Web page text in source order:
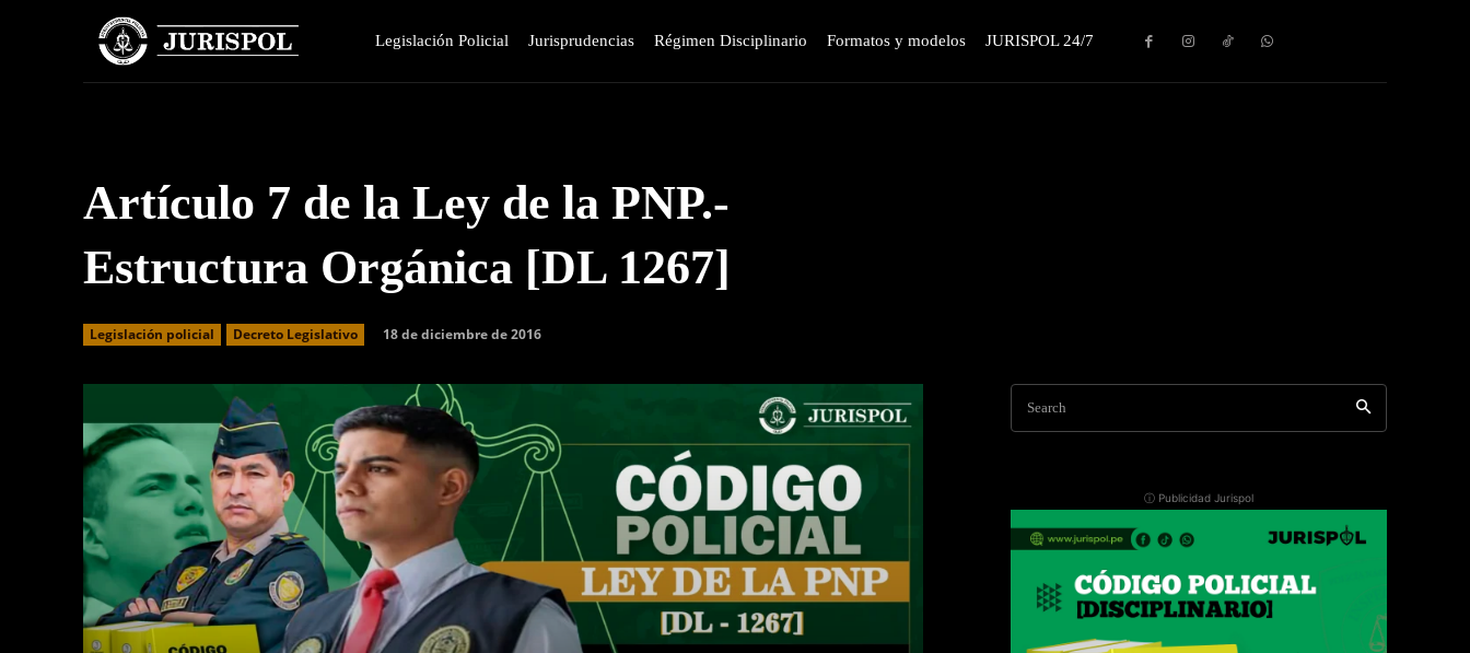
Legislación Policial Jurisprudencias Régimen Disciplinario Formatos y modelos JURISPOL 24/7
Artículo 7 de la Ley de la PNP.-
Estructura Orgánica [DL 1267]
Legislación policial Decreto Legislativo 18 de diciembre de 2016
Search
ⓘ Publicidad Jurispol